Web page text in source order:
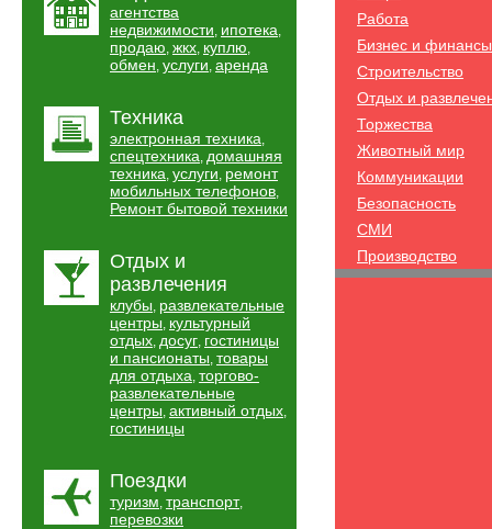
агентства
недвижимости, ипотека,
продаю, жкх, куплю,
обмен, услуги, аренда
Техника
электронная техника,
спецтехника, домашняя
техника, услуги, ремонт
мобильных телефонов,
Ремонт бытовой техники
Отдых и
развлечения
клубы, развлекательные
центры, культурный
отдых, досуг, гостиницы
и пансионаты, товары
для отдыха, торгово-
развлекательные
центры, активный отдых,
гостиницы
Поездки
туризм, транспорт,
перевозки
Работа
Бизнес и финансы
Строительство
Отдых и
Торжества
Животный мир
Коммуникации
Безопасность
СМИ
Производство